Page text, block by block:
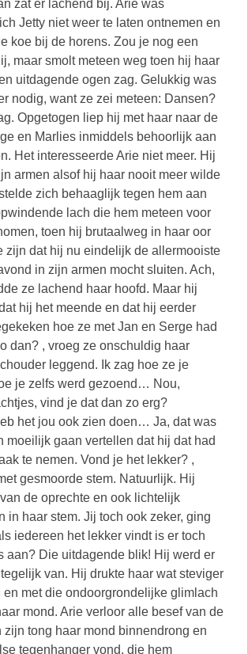
zat er lachend bij. Arie was
Jetty niet weer te laten ontnemen en
koe bij de horens. Zou je nog een
maar smolt meteen weg toen hij haar
uitdagende ogen zag. Gelukkig was
nodig, want ze zei meteen: Dansen?
Opgetogen liep hij met haar naar de
en Marlies inmiddels behoorlijk aan
Het interesseerde Arie niet meer. Hij
armen alsof hij haar nooit meer wilde
zich behaaglijk tegen hem aan
lach die hem meteen voor
toen hij brutaalweg in haar oor
zijn dat hij nu eindelijk de allermooiste
in zijn armen mocht sluiten. Ach,
ze lachend haar hoofd. Maar hij
hij het meende en dat hij eerder
hoe ze met Jan en Serge had
dan? , vroeg ze onschuldig haar
leggend. Ik zag hoe ze je
je zelfs werd gezoend… Nou,
vind je dat dan zo erg?
het jou ook zien doen… Ja, dat was
moeilijk gaan vertellen dat hij dat had
te nemen. Vond je het lekker? ,
gesmoorde stem. Natuurlijk. Hij
de oprechte en ook lichtelijk
in haar stem. Jij toch ook zeker, ging
iedereen het lekker vindt is er toch
aan? Die uitdagende blik! Hij werd er
van. Hij drukte haar wat steviger
en met die ondoorgrondelijke glimlach
mond. Arie verloor alle besef van de
zijn tong haar mond binnendrong en
tegenhanger vond, die hem